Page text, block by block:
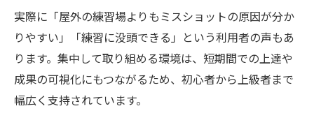
実際に「屋外の練習場よりもミスショットの原因が分か
りやすい」「練習に没頭できる」という利用者の声もあ
ります。集中して取り組める環境は、短期間での上達や
成果の可視化にもつながるため、初心者から上級者まで
幅広く支持されています。